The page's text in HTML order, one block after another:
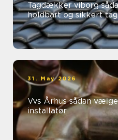
Tagdækker viborg sådan får du et
holdbart og sikkert tag
31. May 2026
Vvs Århus sådan vælger du den rigtige
installatør